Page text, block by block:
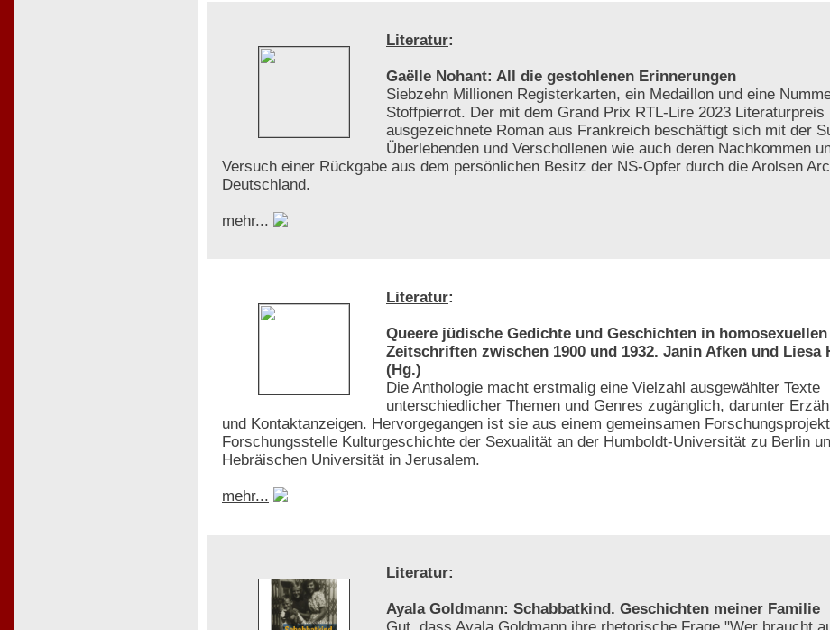
Literatur:
Gaëlle Nohant: All die gestohlenen Erinnerungen
Siebzehn Millionen Registerkarten, ein Medaillon und eine
Stoffpierrot. Der mit dem Grand Prix RTL-Lire 2023 Literaturpreis
ausgezeichnete Roman aus Frankreich beschäftigt sich mit der
Überlebenden und Verschollenen wie auch deren Nachkommen
Versuch einer Rückgabe aus dem persönlichen Besitz der NS-Opfer durch die Arolsen
Deutschland.
mehr...
Literatur:
Queere jüdische Gedichte und Geschichten in homosexuellen
Zeitschriften zwischen 1900 und 1932. Janin Afken und Liesa
(Hg.)
Die Anthologie macht erstmalig eine Vielzahl ausgewählter Texte
unterschiedlicher Themen und Genres zugänglich, darunter
und Kontaktanzeigen. Hervorgegangen ist sie aus einem gemeinsamen
Forschungsstelle Kulturgeschichte der Sexualität an der Humboldt-Universität zu Berlin
Hebräischen Universität in Jerusalem.
mehr...
Literatur:
Ayala Goldmann: Schabbatkind. Geschichten meiner Familie